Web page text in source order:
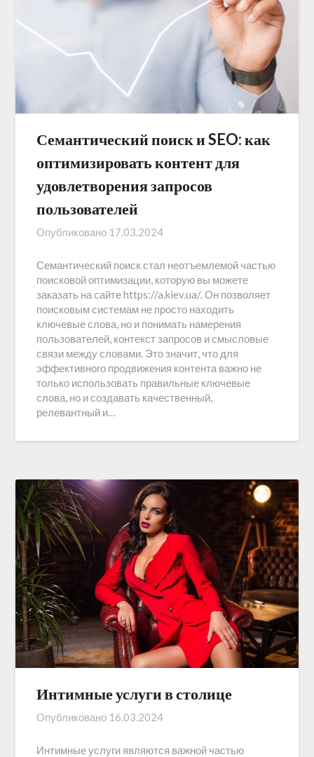
Семантический поиск и SEO: как
оптимизировать контент для
удовлетворения запросов
пользователей
Опубликовано 17.03.2024
Семантический поиск стал неотъемлемой частью
поисковой оптимизации, которую вы можете
заказать на сайте https://a.kiev.ua/. Он позволяет
поисковым системам не просто находить
ключевые слова, но и понимать намерения
пользователей, контекст запросов и смысловые
связи между словами. Это значит, что для
эффективного продвижения контента важно не
только использовать правильные ключевые
слова, но и создавать качественный,
релевантный и…
Интимные услуги в столице
Опубликовано 16.03.2024
Интимные услуги являются важной частью